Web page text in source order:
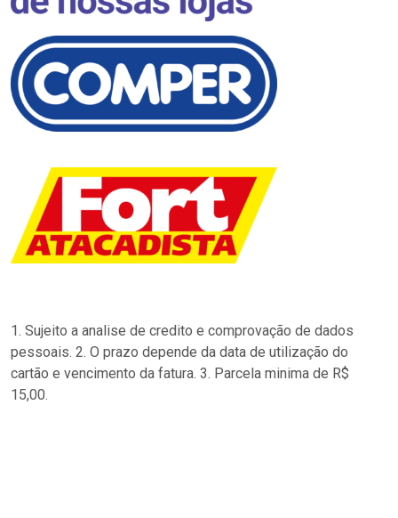
1. Sujeito a analise de credito e comprovação de dados
pessoais. 2. O prazo depende da data de utilização do
cartão e vencimento da fatura. 3. Parcela minima de R$
15,00.